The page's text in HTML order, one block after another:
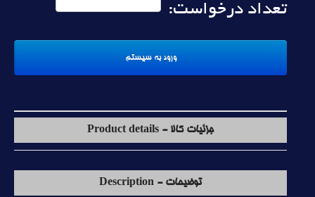
تعداد درخواست:
جزئیات کالا - Product details
توضیحات - Description